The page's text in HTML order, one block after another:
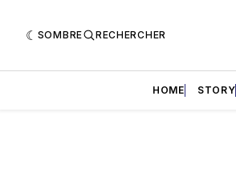
SOMBRE RECHERCHER
HOME STORY